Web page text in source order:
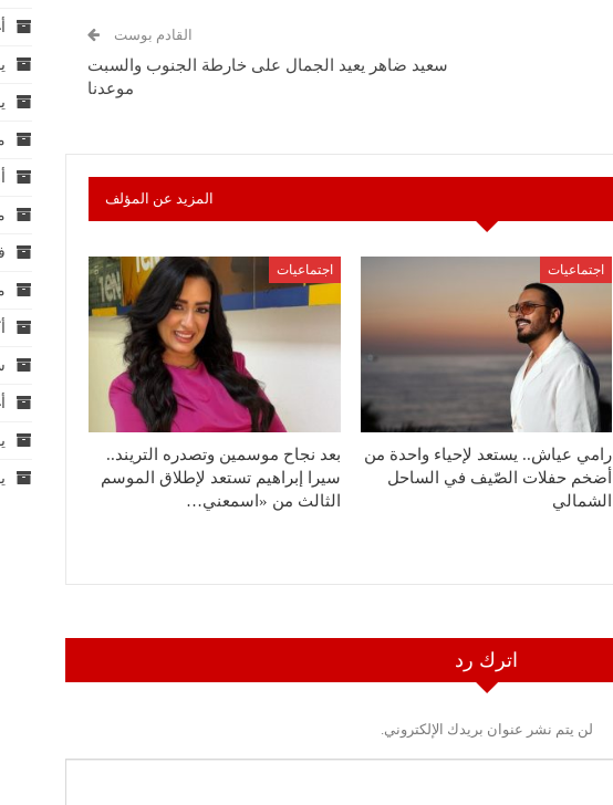
القادم بوست
سعيد ضاهر يعيد الجمال على خارطة الجنوب والسبت
موعدنا
المزيد عن المؤلف
اجتماعيات
رامي عياش.. يستعد لإحياء واحدة من
أضخم حفلات الصّيف في الساحل
الشمالي
اجتماعيات
بعد نجاح موسمين وتصدره التريند..
سيرا إبراهيم تستعد لإطلاق الموسم
الثالث من «اسمعني…
اترك رد
لن يتم نشر عنوان بريدك الإلكتروني.